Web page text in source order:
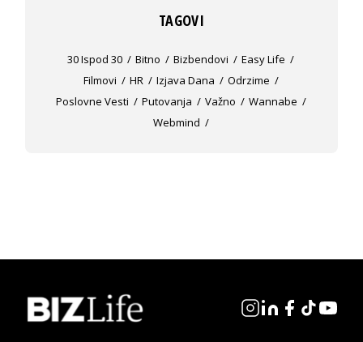
TAGOVI
30 Ispod 30 Bitno Bizbendovi
Easy Life
Filmovi
HR Izjava Dana
Odrzime
Poslovne Vesti
Putovanja Važno
Wannabe
Webmind